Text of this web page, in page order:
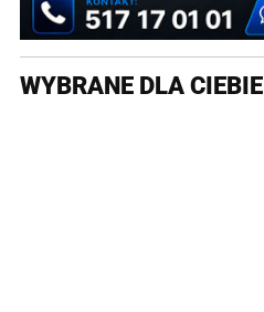
WYBRANE DLA CIEBIE